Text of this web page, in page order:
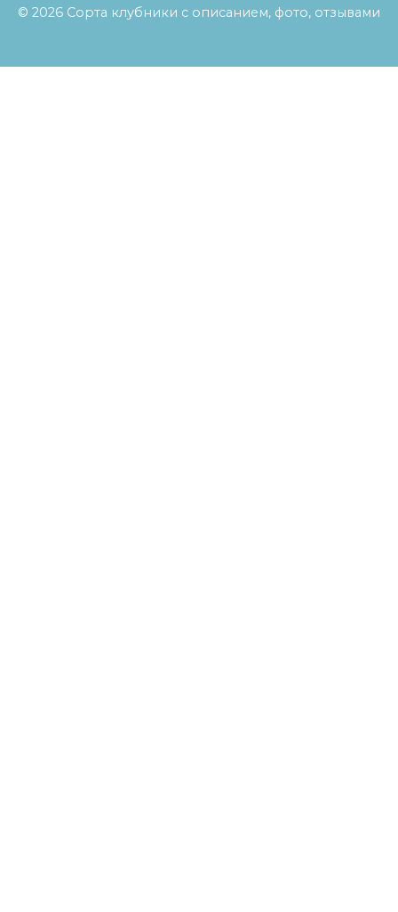
© 2026 Сорта клубники с описанием, фото, отзывами